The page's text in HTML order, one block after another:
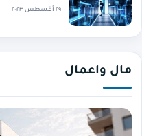
٢٩ أغسطس ٢٠٢٣
مال واعمال